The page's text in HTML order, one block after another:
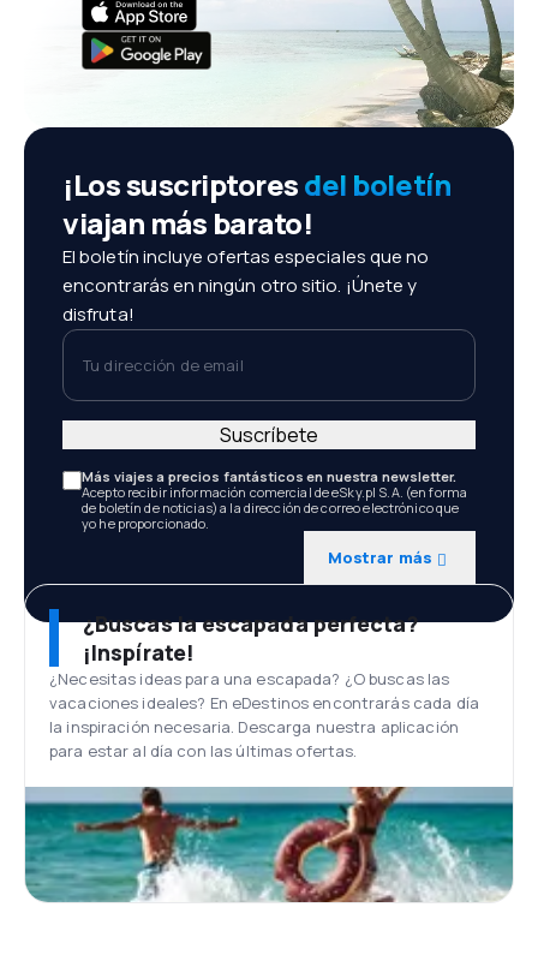
¡Los suscriptoresdel boletín
viajan más barato!
El boletín incluye ofertas especiales que no
encontrarás en ningún otro sitio. ¡Únete y
disfruta!
Tu dirección de email
Más viajes a precios fantásticos en nuestra newsletter.
Acepto recibir información comercial de eSky.pl S.A. (en forma
de boletín de noticias) a la dirección de correo electrónico que
yo he proporcionado.
Mostrar más
Suscríbete
¿Buscas la escapada perfecta?
¡Inspírate!
¿Necesitas ideas para una escapada? ¿O buscas las
vacaciones ideales? En eDestinos encontrarás cada día
la inspiración necesaria. Descarga nuestra aplicación
para estar al día con las últimas ofertas.